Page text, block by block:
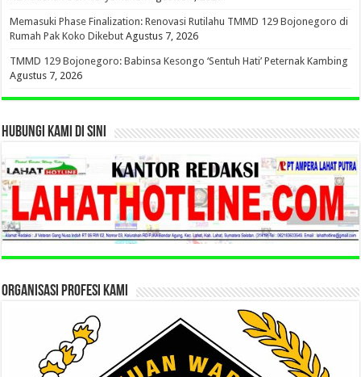
Memasuki Phase Finalization: Renovasi Rutilahu TMMD 129 Bojonegoro di
Rumah Pak Koko Dikebut Agustus 7, 2026
TMMD 129 Bojonegoro: Babinsa Kesongo ‘Sentuh Hati’ Peternak Kambing
Agustus 7, 2026
HUBUNGI KAMI DI SINI
ORGANISASI PROFESI KAMI